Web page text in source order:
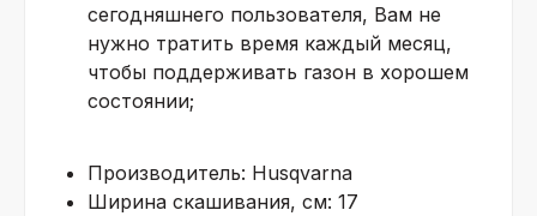
сегодняшнего пользователя, Вам не
нужно тратить время каждый месяц,
чтобы поддерживать газон в хорошем
состоянии;
Производитель: Husqvarna
Ширина скашивания, см: 17